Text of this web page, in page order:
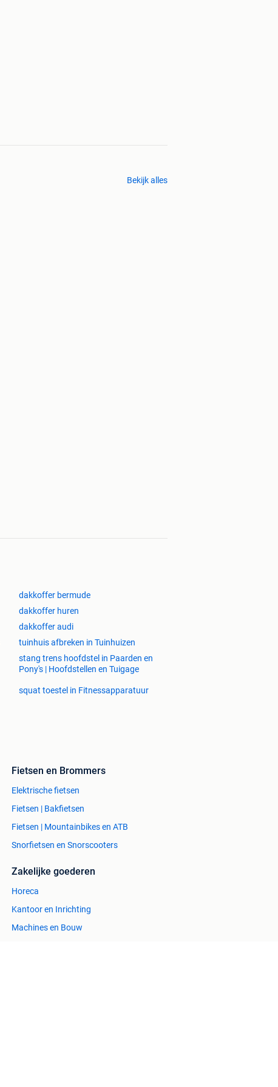
Bekijk alles
dakkoffer bermude
dakkoffer huren
dakkoffer audi
tuinhuis afbreken in Tuinhuizen
stang trens hoofdstel in Paarden en
Pony's | Hoofdstellen en Tuigage
squat toestel in Fitnessapparatuur
Fietsen en Brommers
Elektrische fietsen
Fietsen | Bakfietsen
Fietsen | Mountainbikes en ATB
Snorfietsen en Snorscooters
Zakelijke goederen
Horeca
Kantoor en Inrichting
Machines en Bouw